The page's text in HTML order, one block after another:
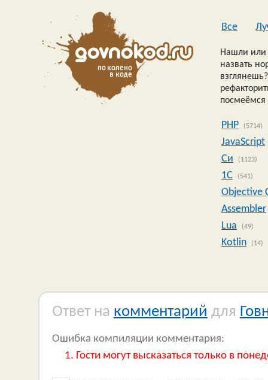
Все
Нашли или
назвать
посмеёмся
PHP (5714)
JavaScript
Си
(1123)
1C (541)
Objective
Assembler
Lua
(49)
Kotlin (14)
Ответ на комментарий для
Ошибка компиляции комментария:
Гости могут высказаться только в